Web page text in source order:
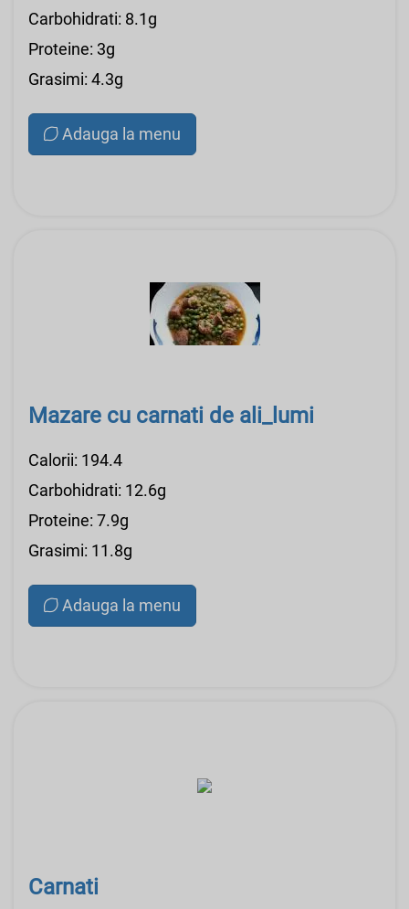
Carbohidrati: 8.1g
Proteine: 3g
Grasimi: 4.3g
Adauga la menu
Mazare cu carnati de ali_lumi
Calorii: 194.4
Carbohidrati: 12.6g
Proteine: 7.9g
Grasimi: 11.8g
Adauga la menu
Carnati